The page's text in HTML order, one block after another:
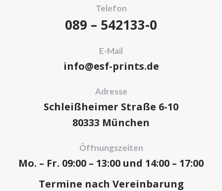
Telefon
089 – 542133-0
E-Mail
info@esf-prints.de
Adresse
Schleißheimer Straße 6-10
80333 München
Öffnungszeiten
Mo. – Fr. 09:00 – 13:00 und 14:00 – 17:00
Termine nach Vereinbarung